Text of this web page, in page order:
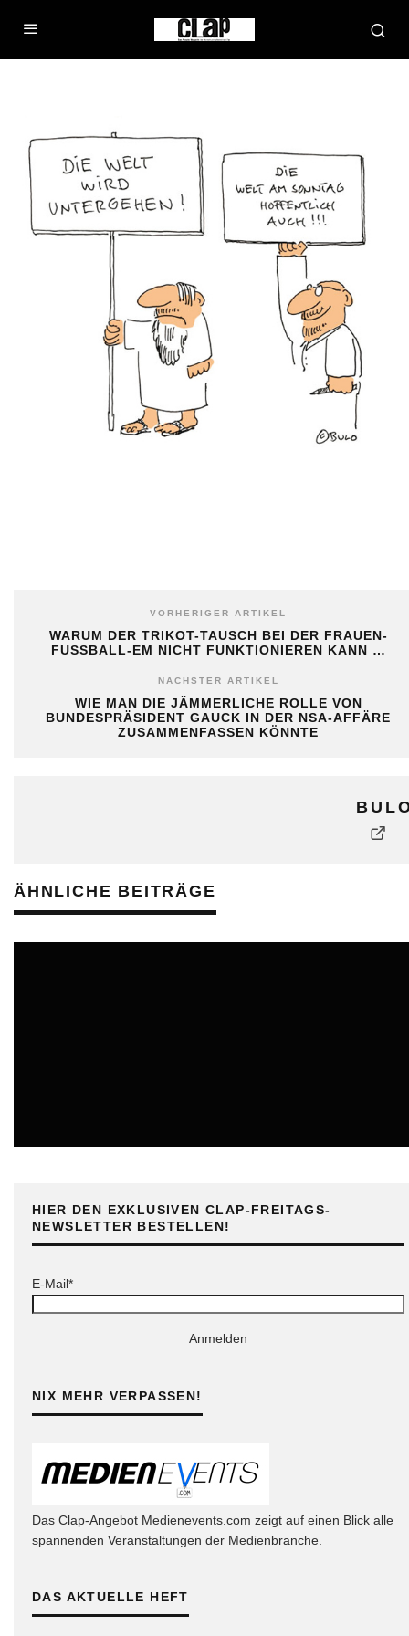
VORHERIGER ARTIKEL
WARUM DER TRIKOT-TAUSCH BEI DER FRAUEN-
FUSSBALL-EM NICHT FUNKTIONIEREN KANN …
NÄCHSTER ARTIKEL
WIE MAN DIE JÄMMERLICHE ROLLE VON
BUNDESPRÄSIDENT GAUCK IN DER NSA-AFFÄRE
ZUSAMMENFASSEN KÖNNTE
ÄHNLICHE BEITRÄGE
HIER DEN EXKLUSIVEN CLAP-FREITAGS-
NEWSLETTER BESTELLEN!
E-Mail*
Anmelden
NIX MEHR VERPASSEN!
Das Clap-Angebot Medienevents.com zeigt auf einen Blick alle
spannenden Veranstaltungen der Medienbranche.
DAS AKTUELLE HEFT